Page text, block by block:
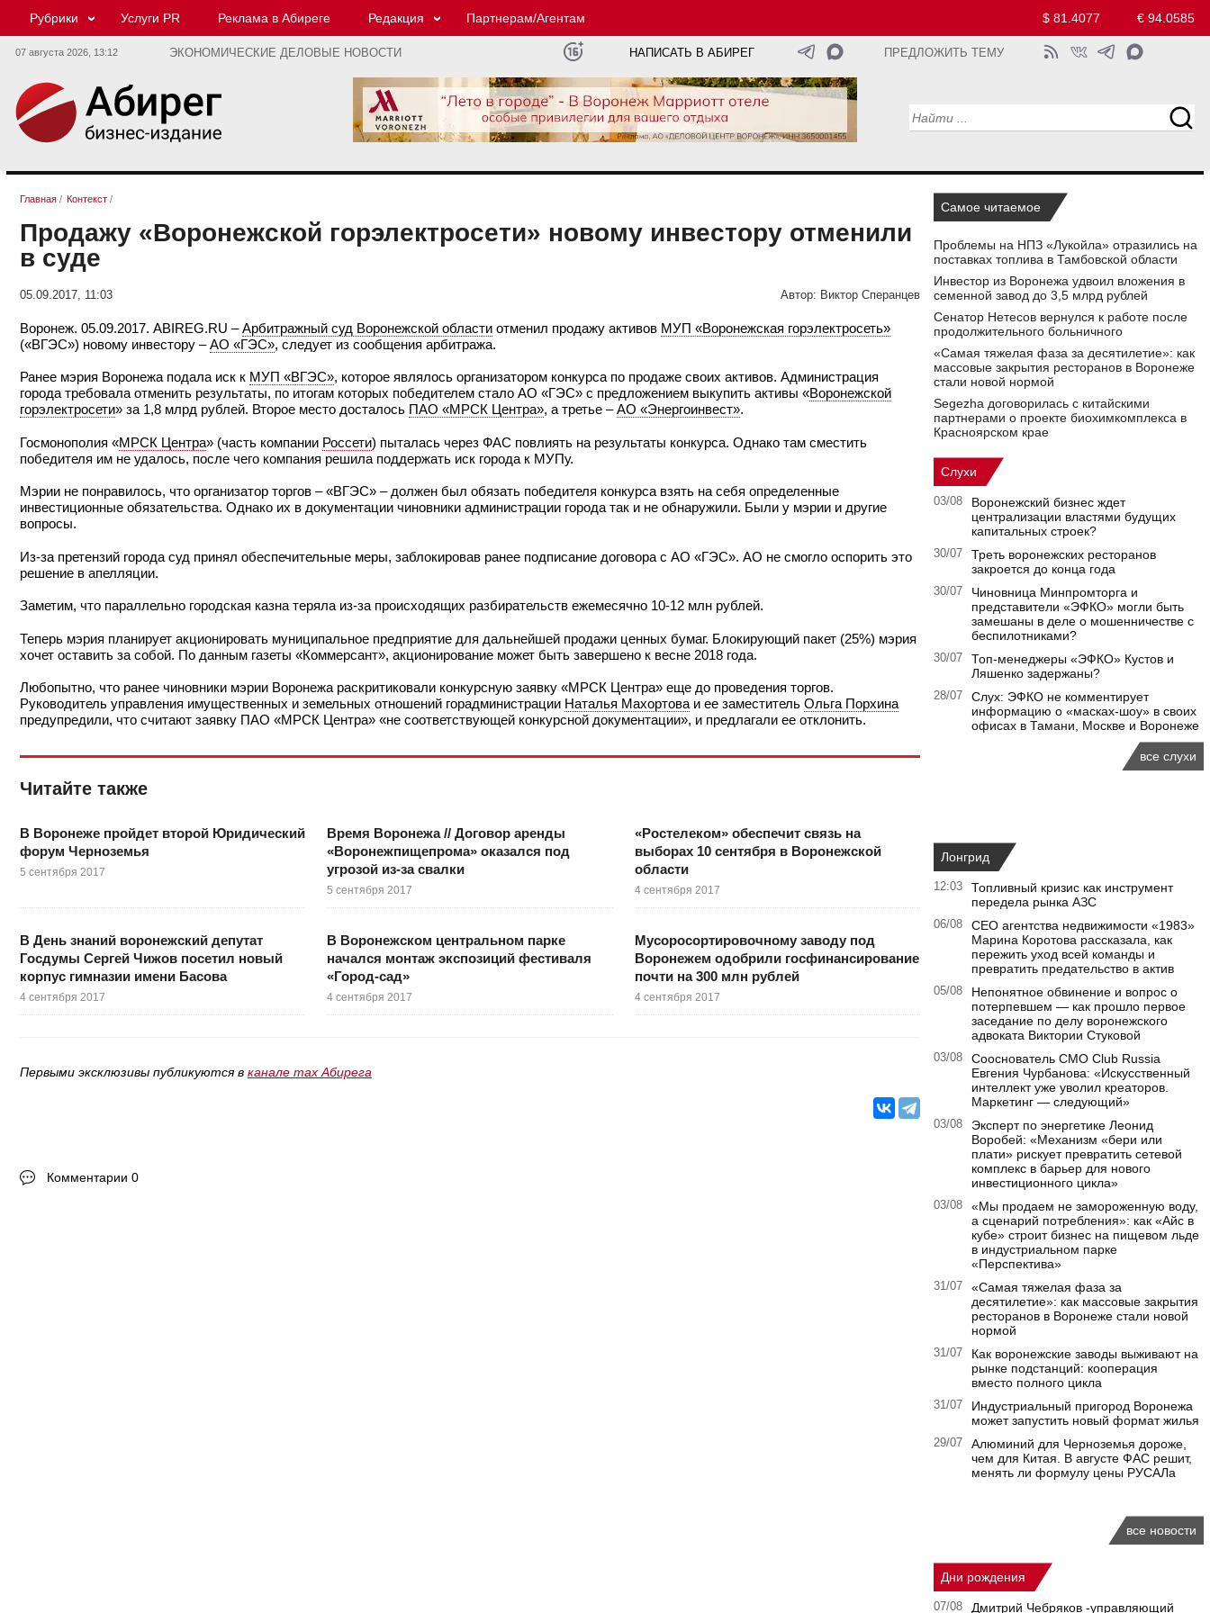
Рубрики Услуги PR Реклама в Абиреге Редакция Партнерам/Агентам $ 81.4077 € 94.0585
07 августа 2026, 13:12 ЭКОНОМИЧЕСКИЕ ДЕЛОВЫЕ НОВОСТИ НАПИСАТЬ В АБИРЕГ ПРЕДЛОЖИТЬ ТЕМУ
Главная / Контекст /
Продажу «Воронежской горэлектросети» новому инвестору отменили
в суде
05.09.2017, 11:03 Автор: Виктор Сперанцев
Воронеж. 05.09.2017. ABIREG.RU –Арбитражный суд Воронежской области отменил продажу активов МУП «Воронежская горэлектросеть»
(«ВГЭС») новому инвестору –АО «ГЭС», следует из сообщения арбитража.
Ранее мэрия Воронежа подала иск к МУП «ВГЭС», которое являлось организатором конкурса по продаже своих активов. Администрация
города требовала отменить результаты, по итогам которых победителем стало АО «ГЭС» с предложением выкупить активы «Воронежской
горэлектросети» за 1,8 млрд рублей. Второе место досталось ПАО «МРСК Центра», а третье –АО «Энергоинвест».
Госмонополия «МРСК Центра» (часть компании Россети) пыталась через ФАС повлиять на результаты конкурса. Однако там сместить
победителя им не удалось, после чего компания решила поддержать иск города к МУПу.
Мэрии не понравилось, что организатор торгов – «ВГЭС» – должен был обязать победителя конкурса взять на себя определенные
инвестиционные обязательства. Однако их в документации чиновники администрации города так и не обнаружили. Были у мэрии и другие
вопросы.
Из-за претензий города суд принял обеспечительные меры, заблокировав ранее подписание договора с АО «ГЭС». АО не смогло оспорить это
решение в апелляции.
Заметим, что параллельно городская казна теряла из-за происходящих разбирательств ежемесячно 10-12 млн рублей.
Теперь мэрия планирует акционировать муниципальное предприятие для дальнейшей продажи ценных бумаг. Блокирующий пакет (25%) мэрия
хочет оставить за собой. По данным газеты «Коммерсант», акционирование может быть завершено к весне 2018 года.
Любопытно, что ранее чиновники мэрии Воронежа раскритиковали конкурсную заявку «МРСК Центра» еще до проведения торгов.
Руководитель управления имущественных и земельных отношений горадминистрации Наталья Махортова и ее заместитель Ольга Порхина
предупредили, что считают заявку ПАО «МРСК Центра» «не соответствующей конкурсной документации», и предлагали ее отклонить.
Читайте также
В Воронеже пройдет второй Юридический
форум Черноземья
5 сентября 2017
Время Воронежа // Договор аренды
«Воронежпищепрома» оказался под
угрозой из-за свалки
5 сентября 2017
«Ростелеком» обеспечит связь на
выборах 10 сентября в Воронежской
области
4 сентября 2017
В День знаний воронежский депутат
Госдумы Сергей Чижов посетил новый
корпус гимназии имени Басова
4 сентября 2017
В Воронежском центральном парке
начался монтаж экспозиций фестиваля
«Город-сад»
4 сентября 2017
Мусоросортировочному заводу под
Воронежем одобрили госфинансирование
почти на 300 млн рублей
4 сентября 2017
Первыми эксклюзивы публикуются в канале max Абирега
Комментарии 0
Самое читаемое
Проблемы на НПЗ «Лукойла» отразились на
поставках топлива в Тамбовской области
Инвестор из Воронежа удвоил вложения в
семенной завод до 3,5 млрд рублей
Сенатор Нетесов вернулся к работе после
продолжительного больничного
«Самая тяжелая фаза за десятилетие»: как
массовые закрытия ресторанов в Воронеже
стали новой нормой
Segezha договорилась с китайскими
партнерами о проекте биохимкомплекса в
Красноярском крае
Слухи
03/08
Воронежский бизнес ждет
централизации властями будущих
капитальных строек?
30/07
Треть воронежских ресторанов
закроется до конца года
30/07
Чиновница Минпромторга и
представители «ЭФКО» могли быть
замешаны в деле о мошенничестве с
беспилотниками?
30/07
Топ-менеджеры «ЭФКО» Кустов и
Ляшенко задержаны?
28/07
Слух: ЭФКО не комментирует
информацию о «масках-шоу» в своих
офисах в Тамани, Москве и Воронеже
все слухи
Лонгрид
12:03
Топливный кризис как инструмент
передела рынка АЗС
06/08
CEO агентства недвижимости «1983»
Марина Коротова рассказала, как
пережить уход всей команды и
превратить предательство в актив
05/08
Непонятное обвинение и вопрос о
потерпевшем — как прошло первое
заседание по делу воронежского
адвоката Виктории Стуковой
03/08
Сооснователь CMO Club Russia
Евгения Чурбанова: «Искусственный
интеллект уже уволил креаторов.
Маркетинг — следующий»
03/08
Эксперт по энергетике Леонид
Воробей: «Механизм «бери или
плати» рискует превратить сетевой
комплекс в барьер для нового
инвестиционного цикла»
03/08
«Мы продаем не замороженную воду,
а сценарий потребления»: как «Айс в
кубе» строит бизнес на пищевом льде
в индустриальном парке
«Перспектива»
31/07
«Самая тяжелая фаза за
десятилетие»: как массовые закрытия
ресторанов в Воронеже стали новой
нормой
31/07
Как воронежские заводы выживают на
рынке подстанций: кооперация
вместо полного цикла
31/07
Индустриальный пригород Воронежа
может запустить новый формат жилья
29/07
Алюминий для Черноземья дороже,
чем для Китая. В августе ФАС решит,
менять ли формулу цены РУСАЛа
все новости
Дни рождения
07/08
Дмитрий Чебряков -управляющий